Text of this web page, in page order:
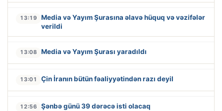
13:19
Media və Yayım Şurasına əlavə hüquq və vəzifələr
verildi
13:08 Media və Yayım Şurası yaradıldı
13:01 Çin İranın bütün fəaliyyətindən razı deyil
12:56 Şənbə günü 39 dərəcə isti olacaq